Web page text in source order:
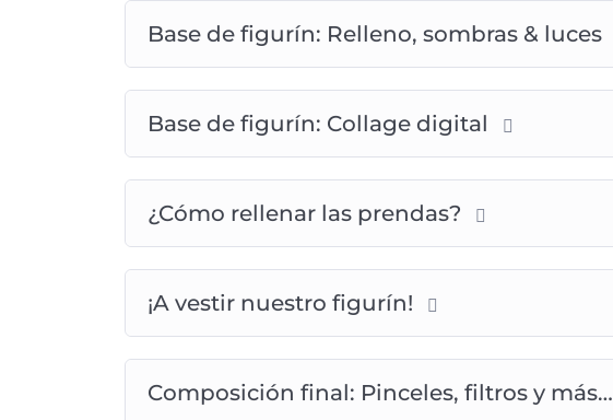
Base de figurín: Relleno, sombras & luces
Base de figurín: Collage digital
¿Cómo rellenar las prendas?
¡A vestir nuestro figurín!
Composición final: Pinceles, filtros y más…